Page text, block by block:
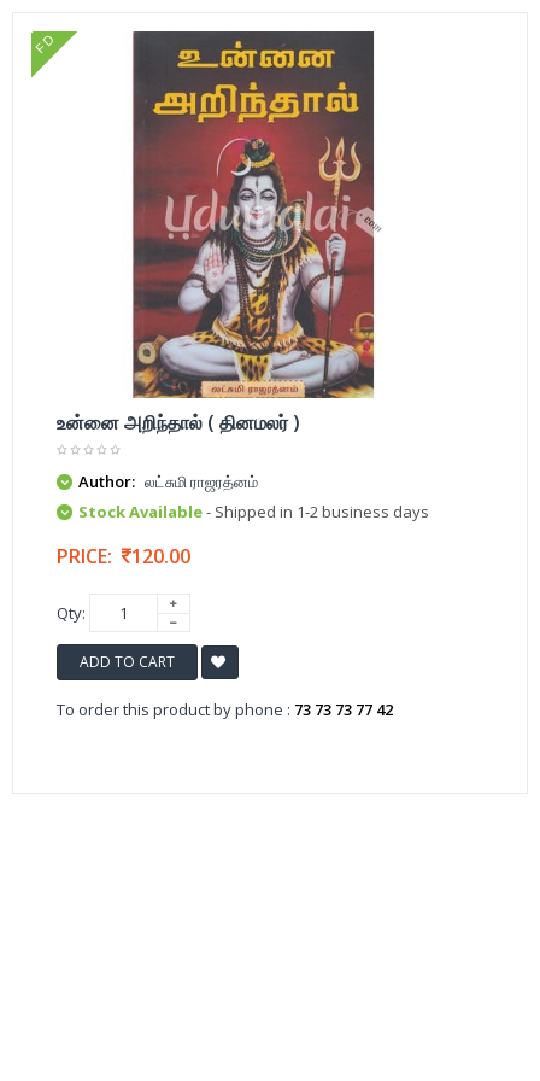
FD
உன்னை அறிந்தால் ( தினமலர் )
Author: லட்சுமி ராஜரத்னம்
Stock Available- Shipped in 1-2 business days
PRICE: 120.00
Qty:
ADD TO CART
To order this product by phone : 73 73 73 77 42